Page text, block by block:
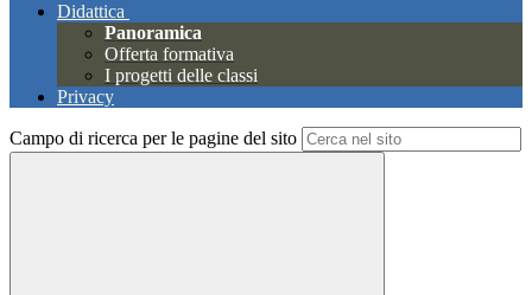
Didattica
Panoramica
Offerta formativa
I progetti delle classi
Privacy
Campo di ricerca per le pagine del sito